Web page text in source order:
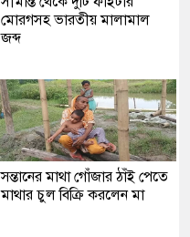
মোরগসহ ভারতীয় মালামাল
জব্দ
সন্তানের মাথা গোঁজার ঠাঁই পেতে
মাথার চুল বিক্রি করলেন মা